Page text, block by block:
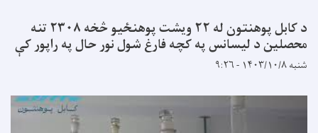
د کابل پوهنتون له ۲۲ ویشت پوهنځیو څخه ۲۳۰۸ تنه
محصلین د لیسانس په کچه فارغ شول نور حال په راپور کې
شنبه ۱۴۰۳/۱۰/۸ - ۹:۲۶